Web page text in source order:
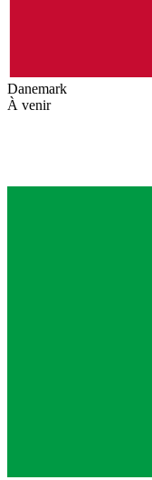
Danemark
À venir